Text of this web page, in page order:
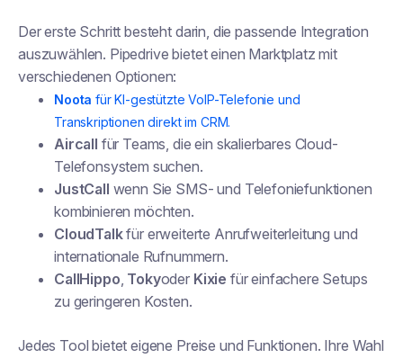
Der erste Schritt besteht darin, die passende Integration
auszuwählen. Pipedrive bietet einen Marktplatz mit
verschiedenen Optionen:
Noota für KI-gestützte VoIP-Telefonie und
Transkriptionen direkt im CRM.
Aircall für Teams, die ein skalierbares Cloud-
Telefonsystem suchen.
JustCall wenn Sie SMS- und Telefoniefunktionen
kombinieren möchten.
CloudTalkfür erweiterte Anrufweiterleitung und
internationale Rufnummern.
CallHippo, Tokyoder Kixie für einfachere Setups
zu geringeren Kosten.
Jedes Tool bietet eigene Preise und Funktionen. Ihre Wahl